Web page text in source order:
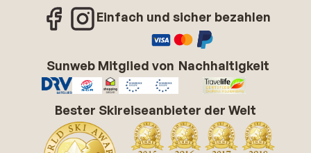
Einfach und sicher bezahlen
Sunweb Mitglied von Nachhaltigkeit
Bester Skireiseanbieter der Welt